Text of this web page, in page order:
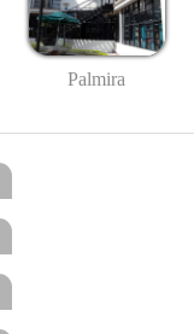
Palmira